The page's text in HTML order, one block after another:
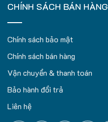
CHÍNH SÁCH BÁN HÀNG
Chính sách bảo mật
Chính sách bán hàng
Vận chuyển & thanh toán
Bảo hành đổi trả
Liên hệ